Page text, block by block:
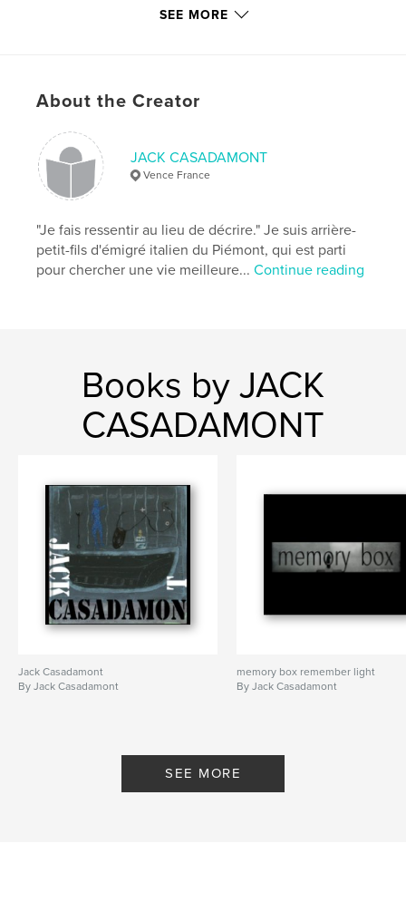
sous-jacents, éveillées par cette lumineuse
d’arpenteur, arpenteur des mots, des terres et des
Texte original de Claudie Alba.
Reproduit l'ensemble de l'album "surfaces".
...sur Pascal Guignard...
Imprimé sur papier ProLine photo Perle.
Dernières feuilles ProLine noir.
Features & Details
Primary Category: Fine Art Photography
Project Option:Large Square, 12×12 in, 30×30 cm
# of Pages:
80
LanguageFrench
Keywords
poésie visuelle , estampes numériques ,
arts numériques
photographie , art ,
SEE MORE
About the Creator
JACK CASADAMONT
Vence France
"Je fais ressentir au lieu de décrire." Je suis arrière-
petit-fils d'émigré italien du Piémont, qui est parti
pour chercher une vie meilleure...Continue reading
Books by JACK
CASADAMONT
Jack Casadamont
By Jack Casadamont
memory box remember light
By Jack Casadamont
SEE MORE